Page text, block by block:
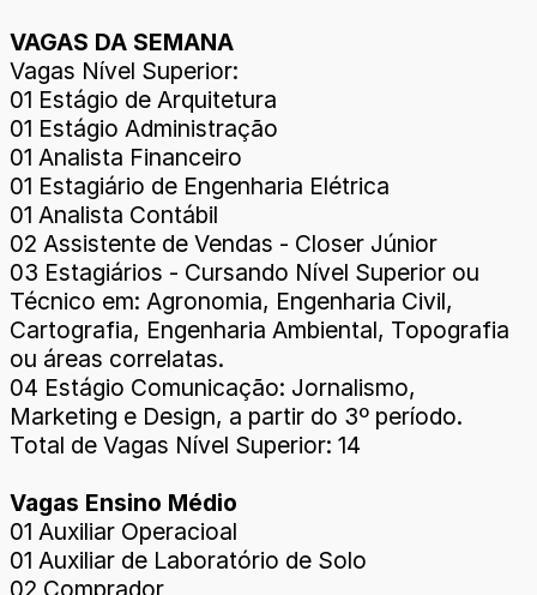
VAGAS DA SEMANA
Vagas Nível Superior:
01 Estágio de Arquitetura
01 Estágio Administração
01 Analista Financeiro
01 Estagiário de Engenharia Elétrica
01 Analista Contábil
02 Assistente de Vendas - Closer Júnior
03 Estagiários - Cursando Nível Superior ou
Técnico em: Agronomia, Engenharia Civil,
Cartografia, Engenharia Ambiental, Topografia
ou áreas correlatas.
04 Estágio Comunicação: Jornalismo,
Marketing e Design, a partir do 3º período.
Total de Vagas Nível Superior: 14
Vagas Ensino Médio
01 Auxiliar Operacioal
01 Auxiliar de Laboratório de Solo
02 Comprador